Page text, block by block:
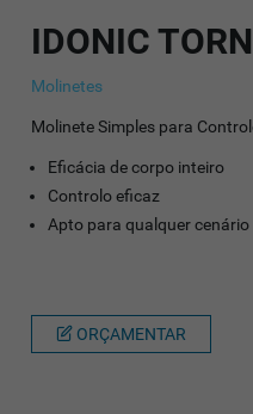
IDONIC
Molinetes
Molinete Simples para
Eficácia de corpo inteiro
Controlo eficaz
Apto para qualquer cenário
ORÇAMENTAR